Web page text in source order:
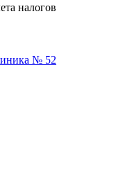
налогов
№ 52